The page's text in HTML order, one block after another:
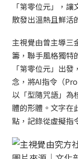
「第零位元」，
散發出溫熱且鮮活
主視覺由曾主導三
籌，聯手風格獨特
「第零位元」出
念，將AI指令（
以「型隨咒語」為
體的形體。文字在
點，記錄從虛擬指